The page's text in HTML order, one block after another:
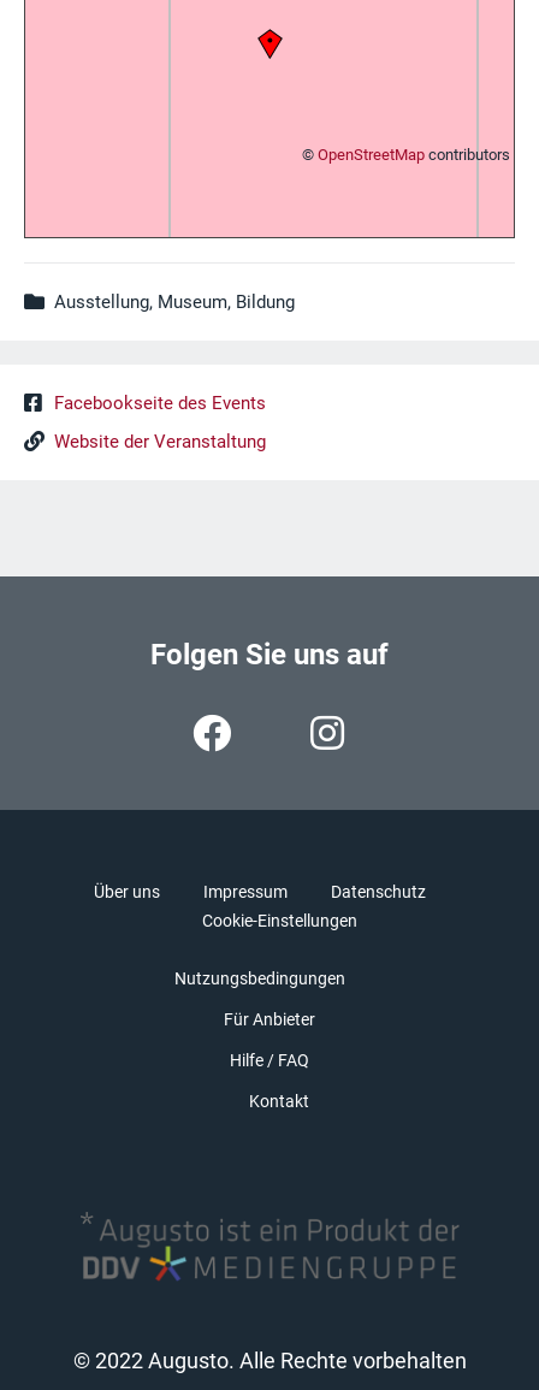
© OpenStreetMap contributors
Ausstellung, Museum, Bildung
Facebookseite des Events
Website der Veranstaltung
Folgen Sie uns auf
Über uns Impressum
Datenschutz
Cookie-Einstellungen
Nutzungsbedingungen
Für Anbieter
Hilfe / FAQ
Kontakt
© 2022 Augusto. Alle Rechte vorbehalten